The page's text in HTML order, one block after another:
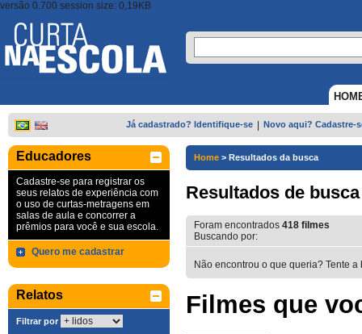
versão 0.700 session size: 0,19KB
Já cadastrado? Identifique-se Novo aqui? Cadastre-
Educadores
Cadastre-se para registrar os
seus relatos de experiência com
o uso de curtas-metragens em
salas de aula e concorrer a
prêmios para você e sua escola.
Quero me cadastrar
Relatos
Filtrar por
Home > Resultados da busca
Resultados de busca
Foram encontrados 418 filmes
Buscando por:
Não encontrou o que queria? Tente
Filmes que